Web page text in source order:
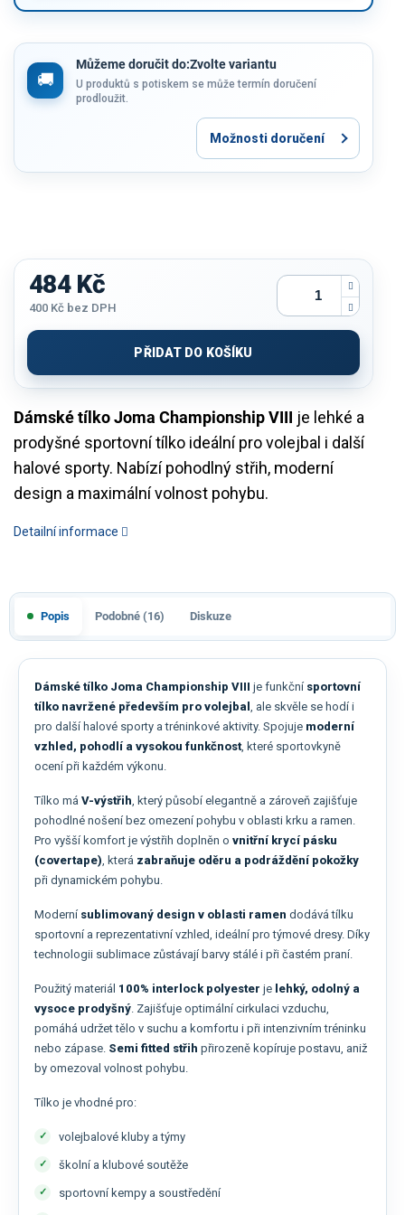
Můžeme doručit do:Zvolte variantu
U produktů s potiskem se může termín doručení
prodloužit.
Možnosti doručení
Dámské tílko Joma Championship VIII je lehké a
prodyšné sportovní tílko ideální pro volejbal i další
halové sporty. Nabízí pohodlný střih, moderní
design a maximální volnost pohybu.
Detailní informace
484 Kč
400 Kč bez DPH
cena:
PŘIDAT DO KOŠÍKU
Popis Podobné (16) Diskuze
Dámské tílko Joma Championship VIII je funkční sportovní
tílko navržené především pro volejbal
, ale skvěle se hodí i
pro další halové sporty a tréninkové aktivity. Spojuje moderní
vzhled, pohodlí a vysokou funkčnost, které sportovkyně
ocení při každém výkonu.
Tílko má V-výstřih , který působí elegantně a zároveň zajišťuje
pohodlné nošení bez omezení pohybu v oblasti krku a ramen.
Pro vyšší komfort je výstřih doplněn o vnitřní krycí pásku
(covertape) , která zabraňuje oděru a podráždění pokožky
při dynamickém pohybu.
Moderní sublimovaný design v oblasti ramen dodává tílku
sportovní a reprezentativní vzhled, ideální pro týmové dresy. Díky
technologii sublimace zůstávají barvy stálé i při častém praní.
Použitý materiál 100% interlock polyester je lehký, odolný a
vysoce prodyšný . Zajišťuje optimální cirkulaci vzduchu,
pomáhá udržet tělo v suchu a komfortu i při intenzivním tréninku
nebo zápase. Semi fitted střih přirozeně kopíruje postavu, aniž
by omezoval volnost pohybu.
Tílko je vhodné pro:
volejbalové kluby a týmy
školní a klubové soutěže
sportovní kempy a soustředění